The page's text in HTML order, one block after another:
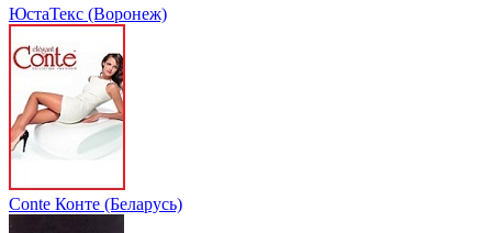
ЮстаТекс (Воронеж)
Conte Конте (Беларусь)